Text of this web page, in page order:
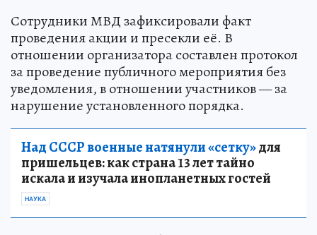
Сотрудники МВД зафиксировали факт
проведения акции и пресекли её. В
отношении организатора составлен протокол
за проведение публичного мероприятия без
уведомления, в отношении участников — за
нарушение установленного порядка.
Над СССР военные натянули «сетку»для
пришельцев: как страна 13 лет тайно
искала и изучала инопланетных гостей
НАУКА